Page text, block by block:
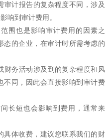
审计报告的复杂程度不同，涉及
响到审计费用。
围也是影响审计费用的因素之
态的企业，在审计时所需考虑的
财务活动涉及到的复杂程度和风
不同，因此会直接影响到审计费
长短也会影响到费用，通常来
具体收费，建议您联系我们的财